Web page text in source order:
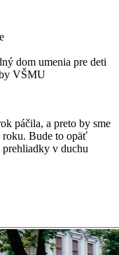
dom umenia pre deti
VŠMU
páčila, a preto by sme
roku. Bude to opäť
prehliadky v duchu